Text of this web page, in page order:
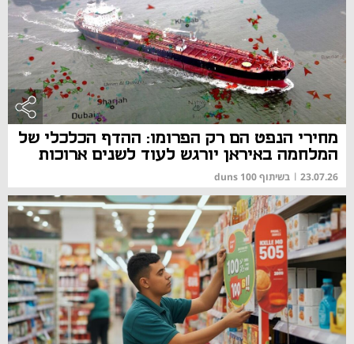
מחירי הנפט הם רק הפרומו: ההדף הכלכלי של
המלחמה באיראן יורגש לעוד לשנים ארוכות
23.07.26
| בשיתוף duns 100